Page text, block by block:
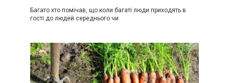
Багато хто помічав, що коли багаті люди приходять в
гості до людей середнього чи